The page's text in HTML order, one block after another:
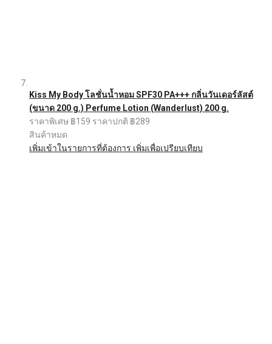
Kiss My Body โลชั่นน้ำหอม SPF30 PA+++ กลิ่นวันเดอร์ลัสต์
(ขนาด 200 g.) Perfume Lotion (Wanderlust) 200 g.
ราคาพิเศษ ฿159 ราคาปกติ ฿289
สินค้าหมด
เพิ่มเข้าในรายการที่ต้องการ เพิ่มเพื่อเปรียบเทียบ